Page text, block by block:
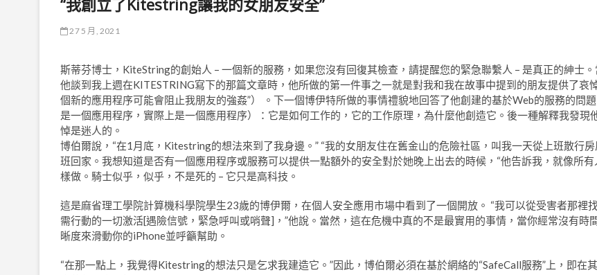
27 5 月, 2021
斯蒂芬博士，KiteString的創始人 – 一個新的服務，如果您沒有回復其檢查，請提醒您的緊急聯繫人 – 是真正的紳士。
他談到我上週在KITESTRING寫下的那篇文章時，他所做的第一件事之一就是對我和我在故事中提到的朋友提供了哀
個新的應用程序可能會阻止我朋友的強姦”） 。下一個博伊特所做的事情禮貌地回答了他創建的基於Web的服務的問
是一個應用程序，實際上是一個應用程序）：它是如何工作的，它的工作原理，為什麼他創造它。後一種解釋我發現
悼是迷人的。
博伯爾說，“在1月底，Kitestring的想法來到了我身邊。” “我的女朋友住在舊金山的危險社區，叫我一天從上班散行
班回家。我想知道是否有一個應用程序或服務可以提供一點額外的安全對於她晚上出去的時候，“他告訴我，就像所有
樣做。騎士似乎，似乎，不是死的 – 它只是高科技。
這是麻省理工學院計算機科學院學生23歲的博伊爾，在個人安全應用市場中看到了一個開放。 “我可以從受害者那裡
需行動的一切激活[遇險信號，緊急呼叫或哨聲]，”他說。當然，這在危機中真的不是最實用的事情，當你經常沒有時
晰度來滑動你的iPhone並呼籲幫助。
“在那一點上，我覺得Kitestring的想法只是乞求我建造它。”因此，博伯爾必須在基於網絡的“SafeCall服務”上，即在